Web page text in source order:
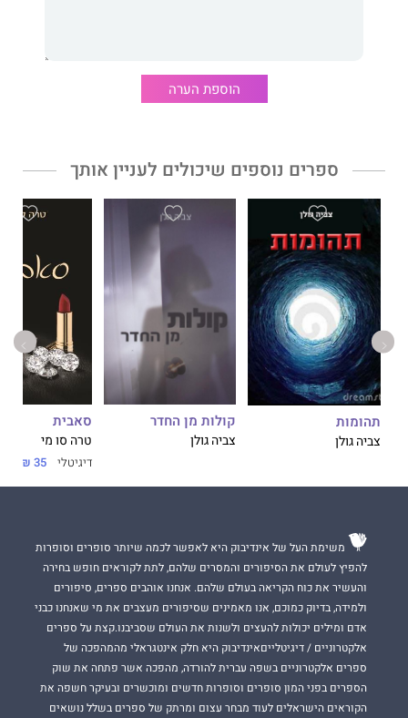
ומוסמכת בגרונטולוגיה ב־California State College at Dominguez
הוספת הערה
ספרים נוספים שיכולים לעניין אותך
תהומות
צביה גולן
קולות מן החדר
צביה גולן
סאבית
טרה סו מי
דיגיטלי 35 ₪
משימת העל של אינדיבוק היא לאפשר לכמה שיותר סופרים וסופרות
להפיץ לעולם את הסיפורים והמסרים שלהם, לתת לקוראים חופש בחירה
והעשיר את כוח הקריאה בעולם שלהם. אנחנו אוהבים ספרים, סיפורים
ולמידה, בדיוק כמוכם, אנו מאמינים שסיפורים מעצבים את מי שאנחנו כבני
אדם ומילים יכולות להעצים ולשנות את העולם שסביבנו.קצת על ספרים
אלקטרוניים / דיגיטלייםאינדיבוק היא חלק אינטגראלי מהמהפכה של
ספרים אלקטרוניים בשפה עברית להורדה, מהפכה אשר פתחה את שוק
הספרים בפני המון סופרים וסופרות חדשים ומוכשרים ובעיקר חשפה את
הקוראים הישראלים לעוד מבחר עצום ומרתק של ספרים בשלל נושאים